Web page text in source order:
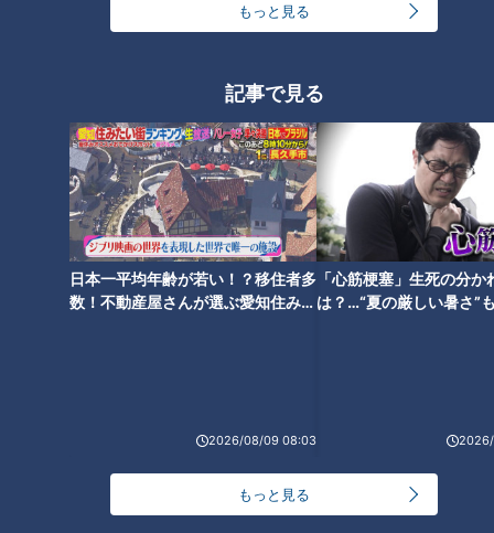
もっと見る
記事で見る
日本一平均年齢が若い！？移住者多
数！不動産屋さんが選ぶ愛知住みた
2026/08/09 08:03
「心筋梗塞」生死の分か
は？…“夏の厳しい暑さ”
もっと見る
【羽野晶紀】スジナシ(1999年)
万引き犯と店員さん いつの間に
か立場が逆転していく…！？
【牧瀬里穂】『スジナシ』
(1999年)「離婚しそう？」
【杉田かおる】スジナシ(1999
【根岸季衣】スジナシ(1999年)
【松金よね子】スジナシ（1998